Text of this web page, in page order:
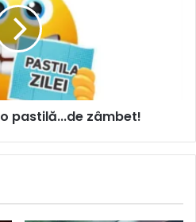
pastilă...de zâmbet!